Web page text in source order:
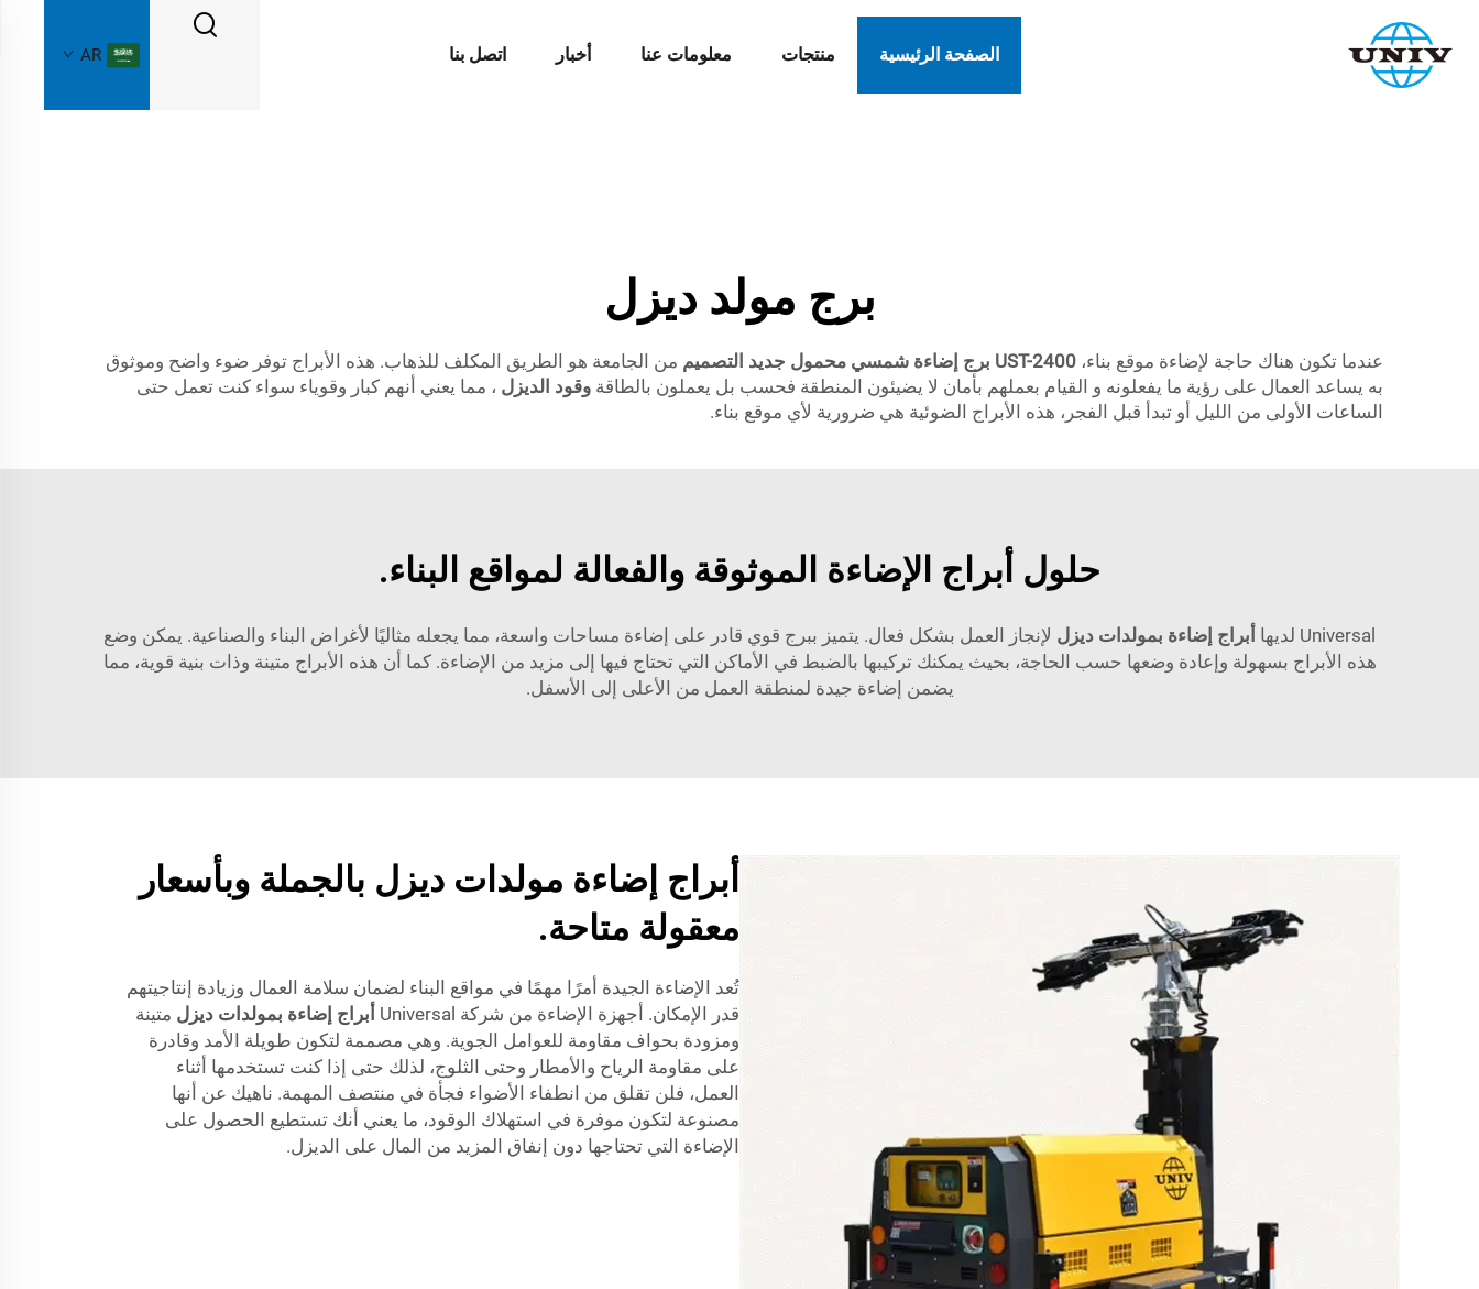
الصفحة الرئيسية منتجات معلومات عنا أخبار اتصل بنا AR
برج مولد ديزل
عندما تكون هناك حاجة لإضاءة موقع بناء، UST-2400 برج إضاءة شمسي محمول جديد التصميم
من الجامعة هو الطريق المكلف للذهاب. هذه الأبراج توفر ضوء واضح وموثوق
به يساعد العمال على رؤية ما يفعلونه و القيام بعملهم بأمان لا يضيئون المنطقة فحسب بل يعملون بالطاقة وقود الديزل ، مما يعني أنهم كبار وقوياء سواء كنت تعمل حتى
الساعات الأولى من الليل أو تبدأ قبل الفجر، هذه الأبراج الضوئية هي ضرورية لأي موقع بناء.
حلول أبراج الإضاءة الموثوقة والفعالة لمواقع البناء.
Universal لديها أبراج إضاءة بمولدات ديزل لإنجاز العمل بشكل فعال. يتميز ببرج قوي قادر على إضاءة مساحات واسعة، مما يجعله مثاليًا لأغراض البناء والصناعية. يمكن وضع
هذه الأبراج بسهولة وإعادة وضعها حسب الحاجة، بحيث يمكنك تركيبها بالضبط في الأماكن التي تحتاج فيها إلى مزيد من الإضاءة. كما أن هذه الأبراج متينة وذات بنية قوية، مما
يضمن إضاءة جيدة لمنطقة العمل من الأعلى إلى الأسفل.
أبراج إضاءة مولدات ديزل بالجملة وبأسعار
معقولة متاحة.
تُعد الإضاءة الجيدة أمرًا مهمًا في مواقع البناء لضمان سلامة العمال وزيادة إنتاجيتهم
قدر الإمكان. أجهزة الإضاءة من شركة Universal
أبراج إضاءة بمولدات ديزل متينة
ومزودة بحواف مقاومة للعوامل الجوية. وهي مصممة لتكون طويلة الأمد وقادرة
على مقاومة الرياح والأمطار وحتى الثلوج، لذلك حتى إذا كنت تستخدمها أثناء
العمل، فلن تقلق من انطفاء الأضواء فجأة في منتصف المهمة. ناهيك عن أنها
مصنوعة لتكون موفرة في استهلاك الوقود، ما يعني أنك تستطيع الحصول على
الإضاءة التي تحتاجها دون إنفاق المزيد من المال على الديزل.